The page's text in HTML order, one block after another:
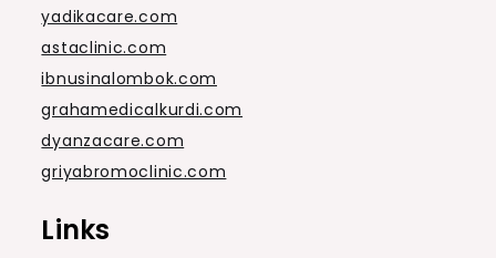
yadikacare.com
astaclinic.com
ibnusinalombok.com
grahamedicalkurdi.com
dyanzacare.com
griyabromoclinic.com
Links